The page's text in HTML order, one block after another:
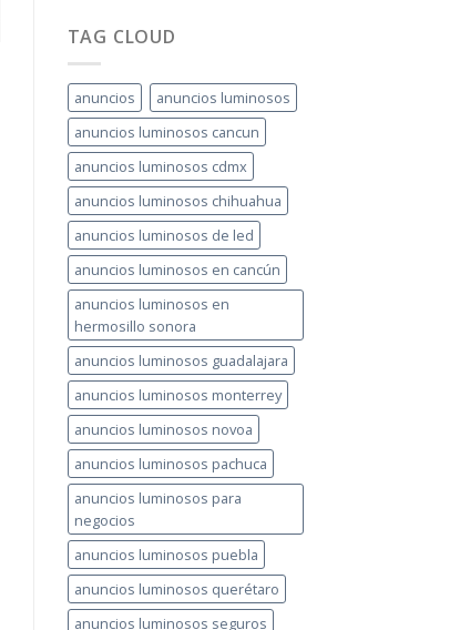
TAG CLOUD
anuncios
anuncios luminosos
anuncios luminosos cancun
anuncios luminosos cdmx
anuncios luminosos chihuahua
anuncios luminosos de led
anuncios luminosos en cancún
anuncios luminosos en
hermosillo sonora
anuncios luminosos guadalajara
anuncios luminosos monterrey
anuncios luminosos novoa
anuncios luminosos pachuca
anuncios luminosos para
negocios
anuncios luminosos puebla
anuncios luminosos querétaro
anuncios luminosos seguros